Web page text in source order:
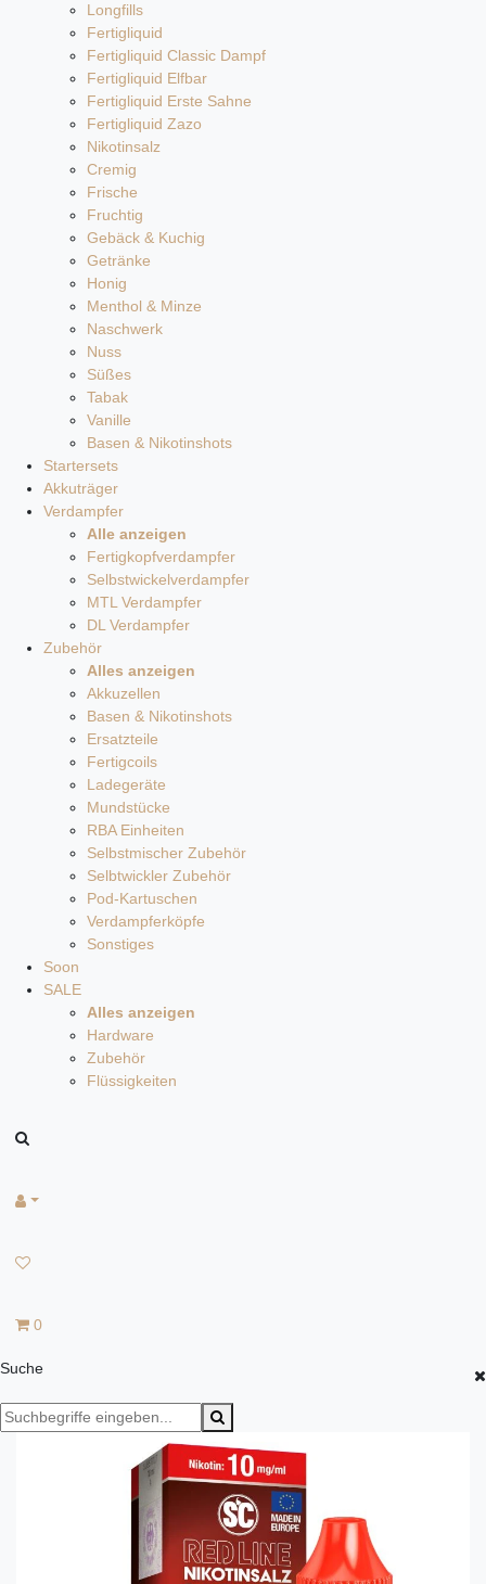
Longfills
Fertigliquid
Fertigliquid Classic Dampf
Fertigliquid Elfbar
Fertigliquid Erste Sahne
Fertigliquid Zazo
Nikotinsalz
Cremig
Frische
Fruchtig
Gebäck & Kuchig
Getränke
Honig
Menthol & Minze
Naschwerk
Nuss
Süßes
Tabak
Vanille
Basen & Nikotinshots
Startersets
Akkuträger
Verdampfer
Alle anzeigen
Fertigkopfverdampfer
Selbstwickelverdampfer
MTL Verdampfer
DL Verdampfer
Zubehör
Alles anzeigen
Akkuzellen
Basen & Nikotinshots
Ersatzteile
Fertigcoils
Ladegeräte
Mundstücke
RBA Einheiten
Selbstmischer Zubehör
Selbtwickler Zubehör
Pod-Kartuschen
Verdampferköpfe
Sonstiges
Soon
SALE
Alles anzeigen
Hardware
Zubehör
Flüssigkeiten
0
Suche